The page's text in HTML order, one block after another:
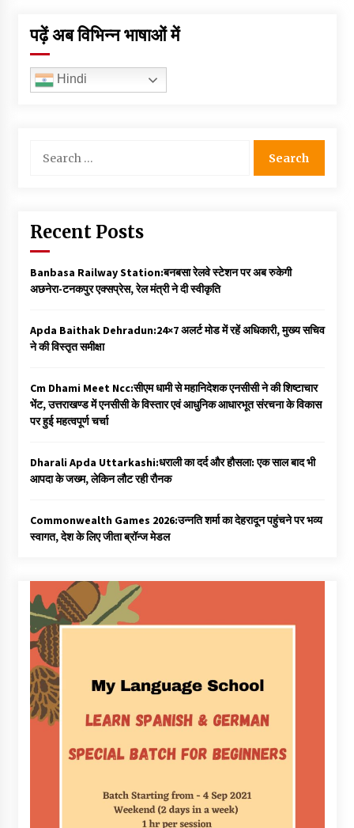
पढ़ें अब विभिन्न भाषाओं में
Hindi
for:
Recent Posts
Banbasa Railway Station:बनबसा रेलवे स्टेशन पर अब रुकेगी
अछनेरा-टनकपुर एक्सप्रेस, रेल मंत्री ने दी स्वीकृति
Apda Baithak Dehradun:24×7 अलर्ट मोड में रहें अधिकारी, मुख्य सचिव
ने की विस्तृत समीक्षा
Cm Dhami Meet Ncc:सीएम धामी से महानिदेशक एनसीसी ने की शिष्टाचार
भेंट, उत्तराखण्ड में एनसीसी के विस्तार एवं आधुनिक आधारभूत संरचना के विकास
पर हुई महत्वपूर्ण चर्चा
Dharali Apda Uttarkashi:धराली का दर्द और हौसला: एक साल बाद भी
आपदा के जख्म, लेकिन लौट रही रौनक
Commonwealth Games 2026:उन्नति शर्मा का देहरादून पहुंचने पर भव्य
स्वागत, देश के लिए जीता ब्रॉन्ज मेडल